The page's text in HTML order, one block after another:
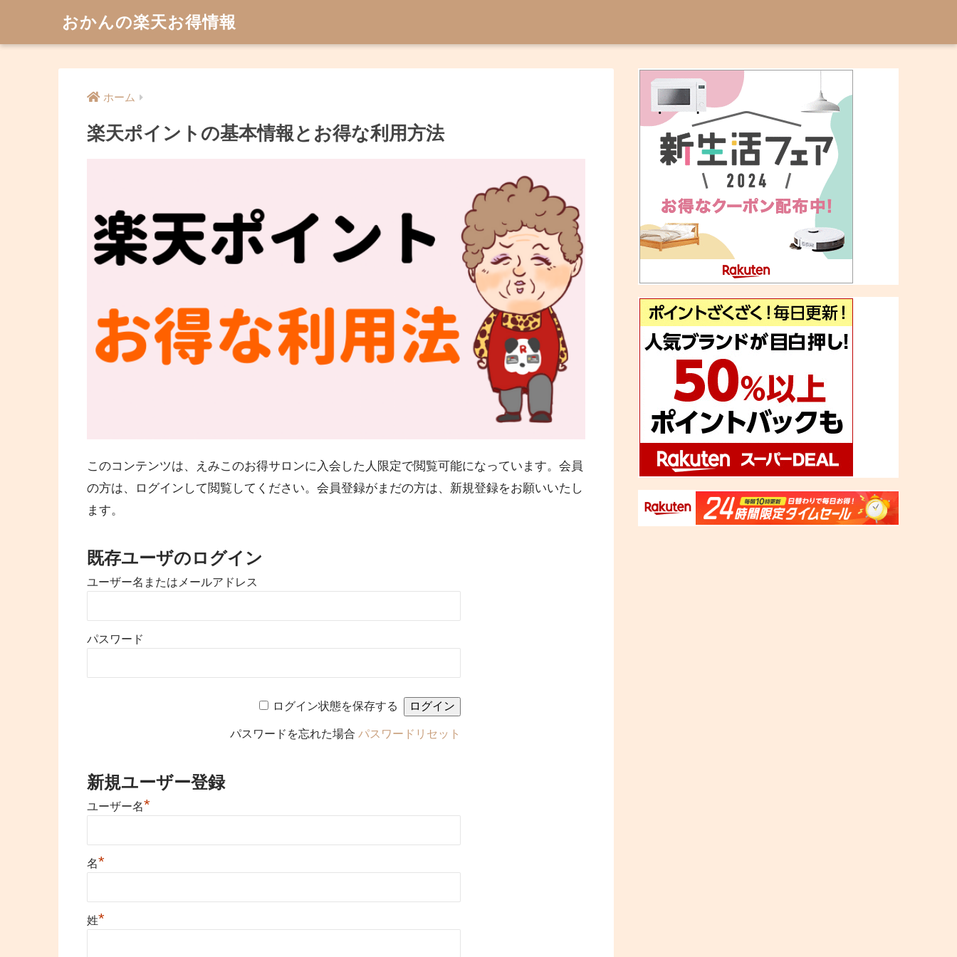
おかんの楽天お得情報
ホーム
楽天ポイントの基本情報とお得な利用方法
このコンテンツは、えみこのお得サロンに入会した人限定で閲覧可能になっています。会員
の方は、ログインして閲覧してください。会員登録がまだの方は、新規登録をお願いいたし
ます。
既存ユーザのログイン
ユーザー名またはメールアドレス
パスワード
ログイン状態を保存する
パスワードを忘れた場合 パスワードリセット
新規ユーザー登録
ユーザー名*
名*
姓*